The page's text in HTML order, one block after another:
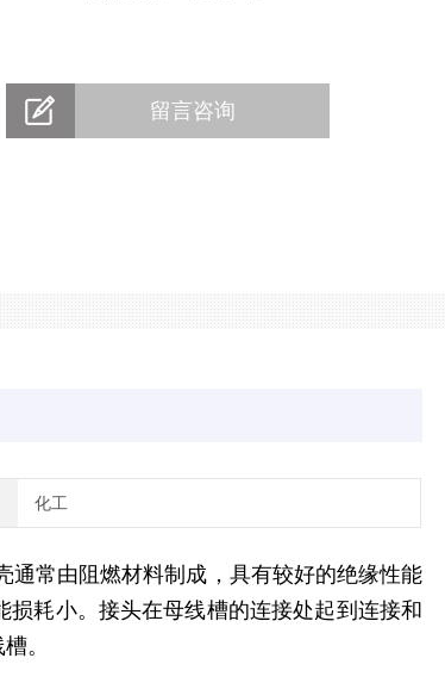
留言咨询
化工
通常由阻燃材料制成，具有较好的绝缘性能
耗小。接头在母线槽的连接处起到连接和
。